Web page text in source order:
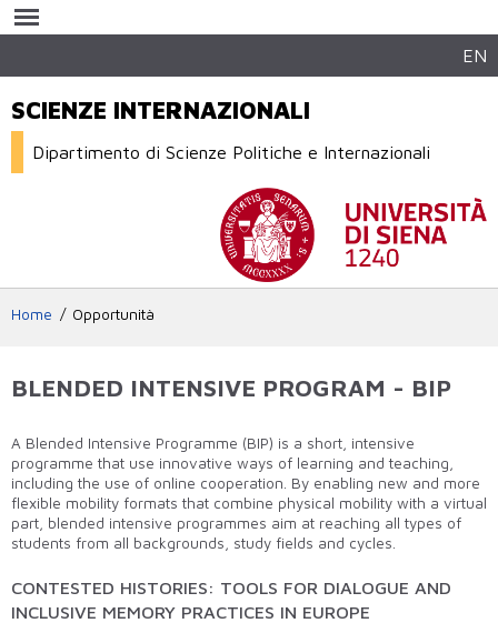
contenuto
EN
SCIENZE INTERNAZIONALI
Dipartimento di Scienze Politiche e Internazionali
Home Opportunità
BLENDED INTENSIVE PROGRAM - BIP
A Blended Intensive Programme (BIP) is a short, intensive
programme that use innovative ways of learning and teaching,
including the use of online cooperation. By enabling new and more
flexible mobility formats that combine physical mobility with a virtual
part, blended intensive programmes aim at reaching all types of
students from all backgrounds, study fields and cycles.
CONTESTED HISTORIES: TOOLS FOR DIALOGUE AND
INCLUSIVE MEMORY PRACTICES IN EUROPE